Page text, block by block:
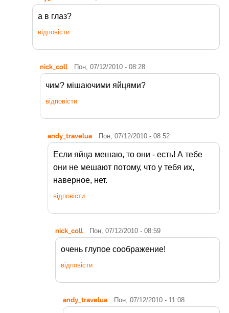
а в глаз?
відповісти
nick_coll Пон, 07/12/2010 - 08:28
чим? мішаючими яйцями?
відповісти
andy_travelua Пон, 07/12/2010 - 08:52
Если яйца мешаю, то они - есть! А тебе
они не мешают потому, что у тебя их,
наверное, нет.
відповісти
nick_coll Пон, 07/12/2010 - 08:59
очень глупое соображение!
відповісти
andy_travelua Пон, 07/12/2010 - 11:08